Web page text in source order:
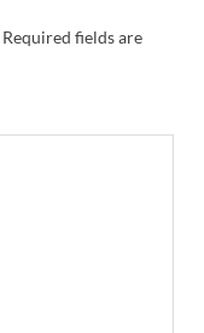
Required fields are